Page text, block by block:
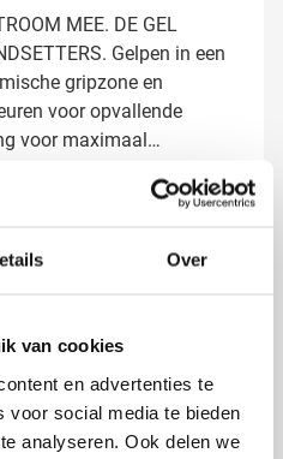
Over
van cookies
en advertenties te
voor social media te bieden
analyseren. Ook delen we
MEE. DE GEL
Gelpen in een
gripzone en
voor opvallende
voor maximaal
lijnen. Een stijlvolle en
1199844
Kunststof
15 cm x 1.5 cm x 1.9 cm